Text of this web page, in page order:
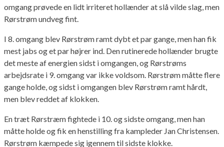
omgang prøvede en lidt irriteret hollænder at slå vilde slag, men
Rørstrøm undveg fint.
I 8. omgang blev Rørstrøm ramt dybt et par gange, men han fik
mest jabs og et par højrer ind. Den rutinerede hollænder brugte
det meste af energien sidst i omgangen, og Rørstrøms
arbejdsrate i 9. omgang var ikke voldsom. Rørstrøm måtte flere
gange holde, og sidst i omgangen blev Rørstrøm ramt hårdt,
men blev reddet af klokken.
En træt Rørstræm fightede i 10. og sidste omgang, men han
måtte holde og fik en henstilling fra kampleder Jan Christensen.
Rørstrøm kæmpede sig igennem til sidste klokke.